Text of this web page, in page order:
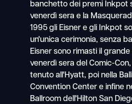
banchetto dei premi Inkpot
venerdì sera e la
1995 gli Eisner e gli Inkpot
un'unica cerimonia, senza
Eisner sono rimasti il grande
venerdì sera del Comic-
tenuto all'Hyatt, poi nella
Convention Center e infine
Ballroom dell'Hilton San